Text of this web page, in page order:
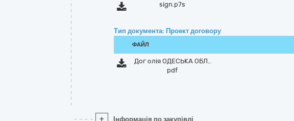
sign.p7s
Тип документа: Проект договору
ФАЙЛ
Дог олія ОДЕСЬКА ОБЛ..
pdf
+ Інформація по закупівлі